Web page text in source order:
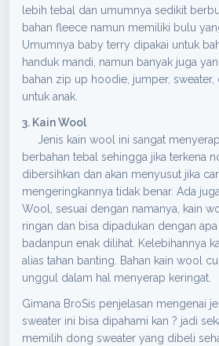
lebih tebal dan umumnya sedikit
bahan fleece namun memiliki bulu
Umumnya baby terry dipakai untuk
handuk mandi, namun banyak juga
bahan zip up hoodie, jumper, sweater,
untuk anak.
3. Kain Wool
Jenis kain wool ini sangat menyerap
berbahan tebal sehingga jika terkena
dibersihkan dan akan menyusut jika
mengeringkannya tidak benar. Ada
Wool, sesuai dengan namanya, kain
ringan dan bisa dipadukan dengan apa
badanpun enak dilihat. Kelebihannya
alias tahan banting. Bahan kain wool
unggul dalam hal menyerap keringat.
Gimana BroSis penjelasan mengenai
sweater ini bisa dipahami kan ? jadi
memilih dong sweater yang dibeli